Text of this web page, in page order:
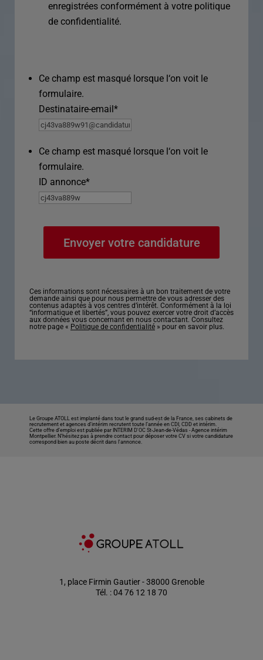
enregistrées conformément à votre politique
de confidentialité.
Ce champ est masqué lorsque l‘on voit le
formulaire.
Destinataire-email*
Ce champ est masqué lorsque l‘on voit le
formulaire.
ID annonce*
Ces informations sont nécessaires à un bon traitement de votre
demande ainsi que pour nous permettre de vous adresser des
contenus adaptés à vos centres d’intérêt. Conformément à la loi
“informatique et libertés”, vous pouvez exercer votre droit d’accès
aux données vous concernant en nous contactant. Consultez
notre page « Politique de confidentialité » pour en savoir plus.
Le Groupe ATOLL est implanté dans tout le grand sud-est de la France, ses cabinets de
recrutement et agences d’intérim recrutent toute l’année en CDI, CDD et intérim.
Cette offre d’emploi est publiée par INTERIM D'OC St-Jean-de-Védas -Agence intérim
Montpellier. N’hésitez pas à prendre contact pour déposer votre CV si votre candidature
correspond bien au poste décrit dans l'annonce.
1, place Firmin Gautier - 38000 Grenoble
Tél. : 04 76 12 18 70